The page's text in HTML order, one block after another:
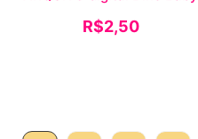
R$2,50